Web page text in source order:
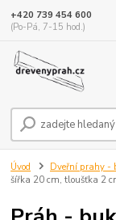
+420 739 454 600
(Po-Pá, 7-15 hod.)
Úvod Dveřní prahy -
šířka 20 cm, tloušťka 2